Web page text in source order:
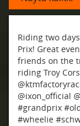
Riding two
Prix! Great
friends on the
riding Troy
@ixon_official
#grandprix
#wheelie